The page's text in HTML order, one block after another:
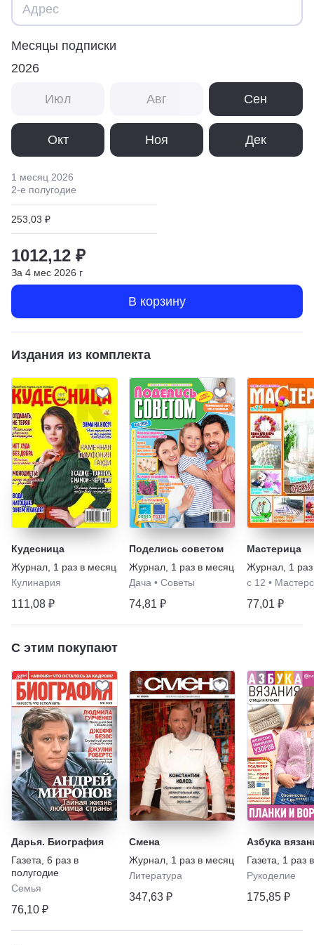
Месяцы подписки
2026
Июл Авг Сен
Окт Ноя Дек
1 месяц 2026
2-е полугодие
253,03 ₽
1012,12 ₽
За 4 мес 2026 г
В корзину
Издания из комплекта
Кудесница
Журнал 1 раз в месяц
Кулинария
111,08 ₽
Поделись советом
Журнал 1 раз в месяц
Дача • Советы
74,81 ₽
Мастерица
Журнал 1
с 12 •
77,01 ₽
С этим покупают
Дарья. Биография
Газета 6 раз в
полугодие
Семья
76,10 ₽
Смена
Журнал 1 раз в месяц
Литература
347,63 ₽
Азбука
Газета
1 раз
Рукоделие
175,85 ₽